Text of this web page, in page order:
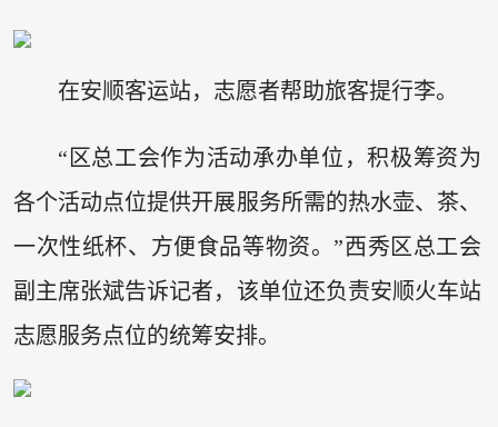
在安顺客运站，志愿者帮助旅客提行李。
“区总工会作为活动承办单位，积极筹资为
各个活动点位提供开展服务所需的热水壶、茶、
一次性纸杯、方便食品等物资。”西秀区总工会
副主席张斌告诉记者，该单位还负责安顺火车站
志愿服务点位的统筹安排。